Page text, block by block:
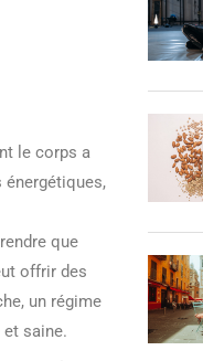
le corps a
énergétiques,
que
offrir des
un régime
saine.